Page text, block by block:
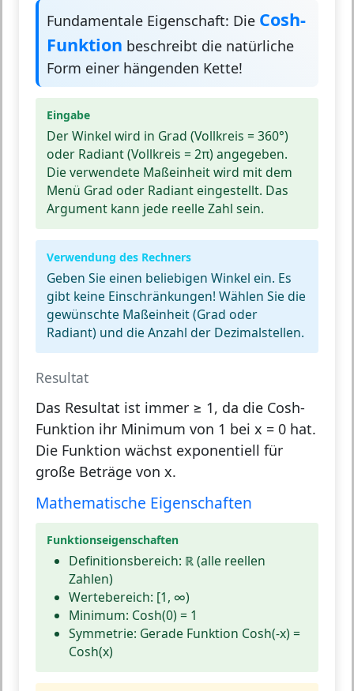
Fundamentale Eigenschaft: Die Cosh-
Funktion beschreibt die natürliche
Form einer hängenden Kette!
Eingabe
Der Winkel wird in Grad (Vollkreis = 360°)
oder Radiant (Vollkreis = 2π) angegeben.
Die verwendete Maßeinheit wird mit dem
Menü Grad oder Radiant eingestellt. Das
Argument kann jede reelle Zahl sein.
Verwendung des Rechners
Geben Sie einen beliebigen Winkel ein. Es
gibt keine Einschränkungen! Wählen Sie die
gewünschte Maßeinheit (Grad oder
Radiant) und die Anzahl der Dezimalstellen.
Resultat
Das Resultat ist immer ≥ 1, da die Cosh-
Funktion ihr Minimum von 1 bei x = 0 hat.
Die Funktion wächst exponentiell für
große Beträge von x.
Mathematische Eigenschaften
Funktionseigenschaften
Definitionsbereich: ℝ (alle reellen
Zahlen)
Wertebereich: [1, ∞)
Minimum: Cosh(0) = 1
Symmetrie: Gerade Funktion Cosh(-x) =
Cosh(x)